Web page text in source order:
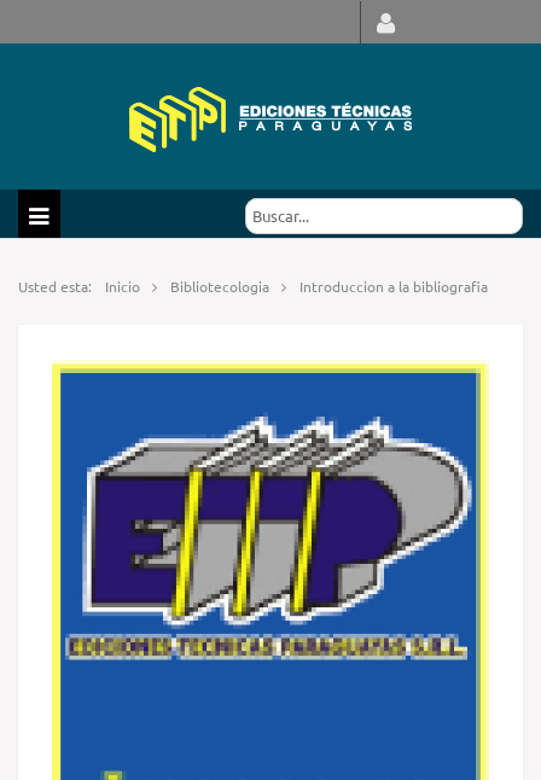
Usted esta: Inicio Bibliotecologia Introduccion a la bibliografia